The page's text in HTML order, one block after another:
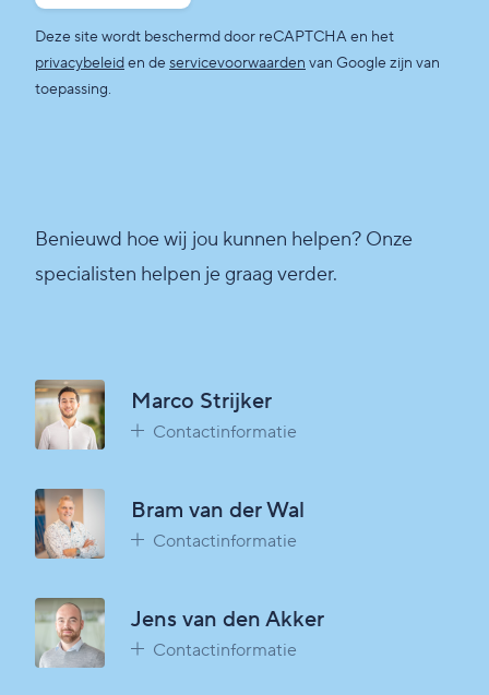
Deze site wordt beschermd door reCAPTCHA en het
privacybeleiden de servicevoorwaarden van Google zijn van
toepassing.
Benieuwd hoe wij jou kunnen helpen? Onze
specialisten helpen je graag verder.
Marco Strijker
Contactinformatie
Bram van der Wal
Contactinformatie
Jens van den Akker
Contactinformatie